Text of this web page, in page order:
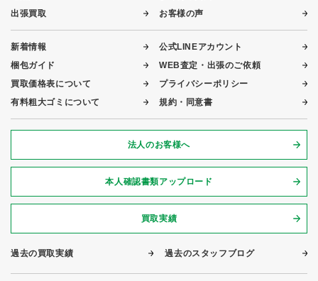
出張買取
お客様の声
新着情報
梱包ガイド
買取価格表について
有料粗大ゴミについて
公式LINEアカウント
WEB査定・出張のご依頼
プライバシーポリシー
規約・同意書
法人のお客様へ
本人確認書類アップロード
買取実績
過去の買取実績 過去のスタッフブログ